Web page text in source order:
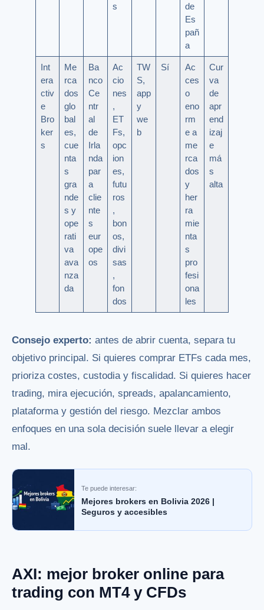
s
de
Es
pañ
a
Int
era
ctiv
e
Bro
ker
s
Me
rca
dos
glo
bal
es,
cue
nta
s
gra
nde
s y
ope
rati
va
ava
nza
da
Ba
nco
Ce
ntr
al
de
Irla
nda
par
a
clie
nte
s
eur
ope
os
Ac
cio
nes
,
ET
Fs,
opc
ion
es,
futu
ros
,
bon
os,
divi
sas
,
fon
dos
TW
S,
app
y
we
b
Sí
Ac
ces
o
eno
rm
e a
me
rca
dos
y
her
ra
mie
nta
s
pro
fesi
ona
les
Cur
va
de
apr
end
izaj
e
má
s
alta
Consejo experto: antes de abrir cuenta, separa tu
objetivo principal. Si quieres comprar ETFs cada mes,
prioriza costes, custodia y fiscalidad. Si quieres hacer
trading, mira ejecución, spreads, apalancamiento,
plataforma y gestión del riesgo. Mezclar ambos
enfoques en una sola decisión suele llevar a elegir
mal.
Te puede interesar:
Mejores brokers en Bolivia 2026 |
Seguros y accesibles
AXI: mejor broker online para
trading con MT4 y CFDs